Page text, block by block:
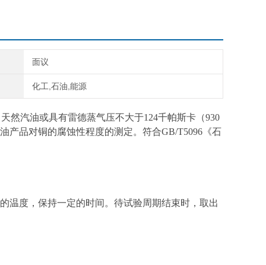
面议
化工,石油,能源
然汽油或具有雷德蒸气压不大于124千帕斯卡（930
产品对铜的腐蚀性程度的测定。符合GB/T5096《石
度，保持一定的时间。待试验周期结束时，取出